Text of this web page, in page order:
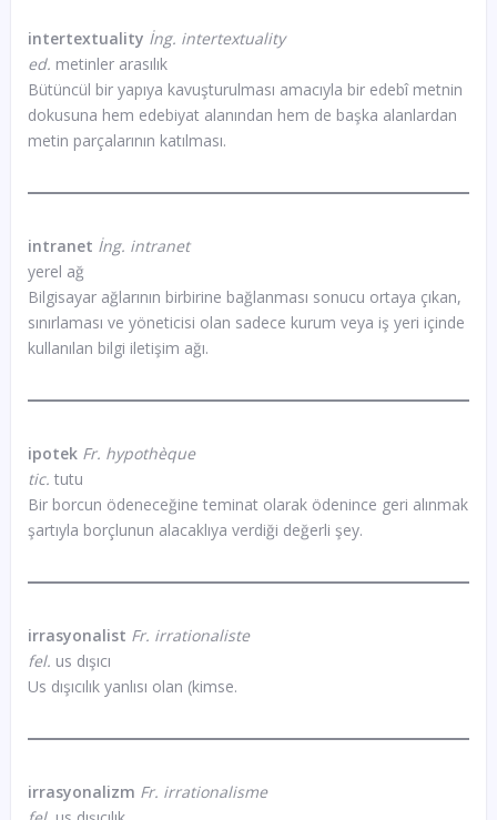
intertextuality İng. intertextuality
ed. metinler arasılık
Bütüncül bir yapıya kavuşturulması amacıyla bir edebî metnin
dokusuna hem edebiyat alanından hem de başka alanlardan
metin parçalarının katılması.
intranet İng. intranet
yerel ağ
Bilgisayar ağlarının birbirine bağlanması sonucu ortaya çıkan,
sınırlaması ve yöneticisi olan sadece kurum veya iş yeri içinde
kullanılan bilgi iletişim ağı.
ipotekFr. hypothèque
tic. tutu
Bir borcun ödeneceğine teminat olarak ödenince geri alınmak
şartıyla borçlunun alacaklıya verdiği değerli şey.
irrasyonalist Fr. irrationaliste
fel. us dışıcı
Us dışıcılık yanlısı olan (kimse.
irrasyonalizm Fr. irrationalisme